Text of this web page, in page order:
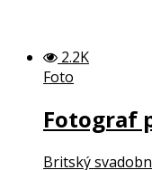
2.2K
Foto
Fotograf
Britský